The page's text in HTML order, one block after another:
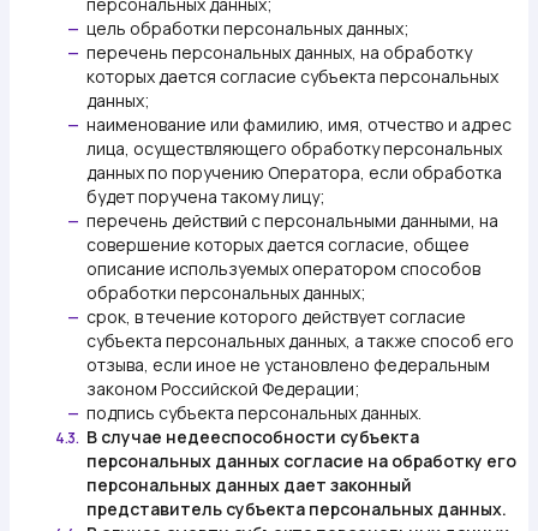
— цель обработки персональных данных;
— перечень персональных данных, на обработку
которых дается согласие субъекта персональных
данных;
— наименование или фамилию, имя, отчество и адрес
лица, осуществляющего обработку персональных
данных по поручению Оператора, если обработка
будет поручена такому лицу;
— перечень действий с персональными данными, на
совершение которых дается согласие, общее
описание используемых оператором способов
обработки персональных данных;
— срок, в течение которого действует согласие
субъекта персональных данных, а также способ его
отзыва, если иное не установлено федеральным
законом Российской Федерации;
— подпись субъекта персональных данных.
4.3. В случае недееспособности субъекта
персональных данных согласие на обработку его
персональных данных дает законный
представитель субъекта персональных данных.